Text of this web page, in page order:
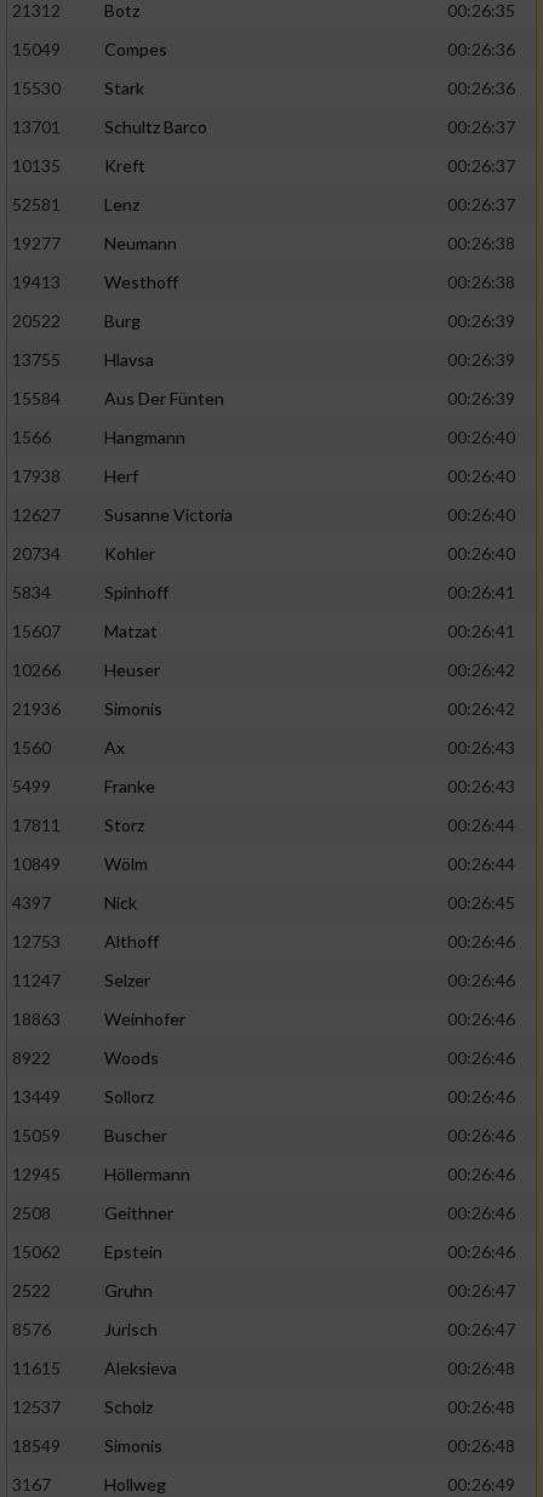
21312 Botz
00:26:35
15049
Compes
00:26:36
15530
Stark
00:26:36
13701
Schultz Barco
00:26:37
10135
Kreft
00:26:37
52581
Lenz
00:26:37
19277
Neumann
00:26:38
19413
Westhoff
00:26:38
20522
Burg
00:26:39
13755
Hlavsa
00:26:39
15584
Aus Der Fünten
00:26:39
1566
Hangmann
00:26:40
17938
Herf
00:26:40
12627
Susanne Victoria
00:26:40
20734
Kohler
00:26:40
5834
Spinhoff
00:26:41
15607
Matzat
00:26:41
10266
Heuser
00:26:42
21936
Simonis
00:26:42
1560
Ax
00:26:43
5499
Franke
00:26:43
17811
Storz
00:26:44
10849
Wölm
00:26:44
4397
Nick
00:26:45
12753
Althoff
00:26:46
11247
Selzer
00:26:46
18863
Weinhofer
00:26:46
8922
Woods
00:26:46
13449
Sollorz
00:26:46
15059
Buscher
00:26:46
12945
Höllermann
00:26:46
2508
Geithner
00:26:46
15062
Epstein
00:26:46
2522
Gruhn
00:26:47
8576
Jurisch
00:26:47
11615
Aleksieva
00:26:48
12537
Scholz
00:26:48
18549
Simonis
00:26:48
3167
Hollweg
00:26:49